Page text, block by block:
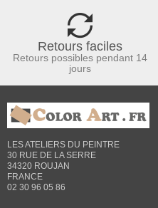
Retours faciles
Retours possibles pendant 14
jours
LES ATELIERS DU PEINTRE
30 RUE DE LA SERRE
34320 ROUJAN
FRANCE
02 30 96 05 86